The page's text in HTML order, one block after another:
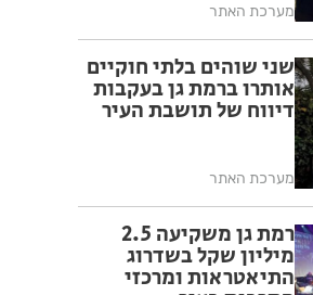
מערכת האתר
שני שוהים בלתי חוקיים
אותרו ברמת גן בעקבות
דיווח של תושבת העיר
מערכת האתר
רמת גן משקיעה 2.5
מיליון שקל בשדרוג
התיאטראות ומרכזי